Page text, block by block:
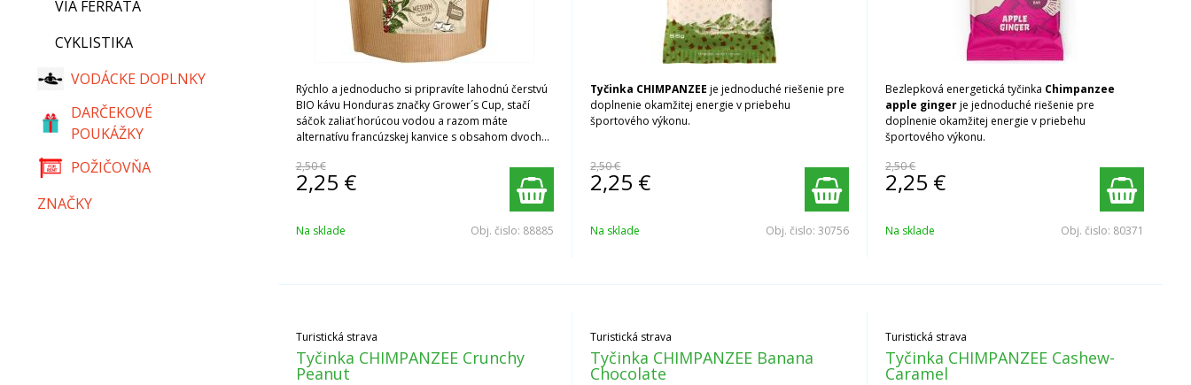
Rýchlo a jednoducho si pripravíte lahodnú čerstvú
BIO kávu Honduras značky Grower´s Cup, stačí
sáčok zaliať horúcou vodou a razom máte
alternatívu francúzskej kanvice s obsahom dvoch
mimoriadnu kvalitu. 100% Arabica z Hondurasu má
ľahké, živé a ovocné odtiene, ktoré sú v dokonalej
rovnováhe s príjemnou dochuťou sladkej čokolády.
Ide o spracovanie pranej sušenej kávy. Vždy viete z
akej plantáže káva pochádza a akú odrodu si
2,50 €
2,25 €
Na sklade Obj. čislo: 88885
Tyčinka CHIMPANZEE je jednoduché riešenie pre
doplnenie okamžitej energie v priebehu
športového výkonu.
2,50 €
2,25 €
Na sklade Obj. čislo:30756
Bezlepková energetická tyčinka Chimpanzee
apple gingerje jednoduché riešenie pre
doplnenie okamžitej energie v priebehu
športového výkonu.
2,50 €
2,25 €
Na sklade Obj. čislo: 80371
Turistická strava
Tyčinka CHIMPANZEE Crunchy
Peanut
Turistická strava
Tyčinka CHIMPANZEE Banana
Chocolate
Turistická strava
Tyčinka CHIMPANZEE Cashew-
Caramel
VIA FERRATA
CYKLISTIKA
VODÁCKE DOPLNKY
DARČEKOVÉ
POUKÁŽKY
POŽIČOVŇA
ZNAČKY